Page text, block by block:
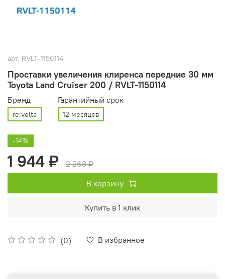
арт. RVLT-1150114
Проставки увеличения клиренса передние 30 мм
Toyota Land Cruiser 200 / RVLT-1150114
(0) В избранное
Бренд
re:volta
Гарантийный срок
12 месяцев
-14%
1 944 ₽
2 268 ₽
В корзину
Купить в 1 клик